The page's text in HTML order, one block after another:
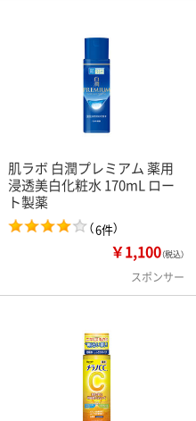
肌ラボ 白潤プレミアム 薬用
浸透美白化粧水 170mL ロー
ト製薬
（6件）
￥1,100（税込）
スポンサー